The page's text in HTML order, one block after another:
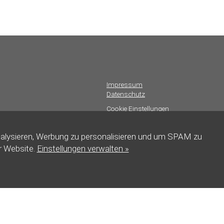
Impressum
Datenschutz
Cookie Einstellungen
Marketing byWinlocal
Werbung zu personalisieren und um SPAM zu
Einstellungen verwalten »